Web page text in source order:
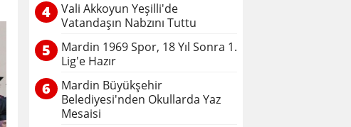
4
Vali Akkoyun Yeşilli'de
Vatandaşın Nabzını Tuttu
5
Mardin 1969 Spor, 18 Yıl Sonra 1.
Lig'e Hazır
6
Mardin Büyükşehir
Belediyesi'nden Okullarda Yaz
Mesaisi